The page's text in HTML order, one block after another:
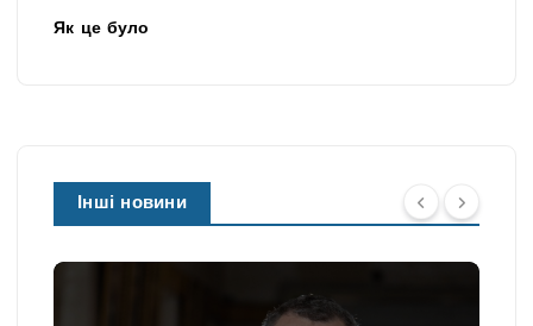
Як це було
Інші новини